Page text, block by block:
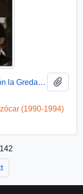
Presidente Aylwin visita la Población la Greda en gira VIII Región: video
(1990-1994)